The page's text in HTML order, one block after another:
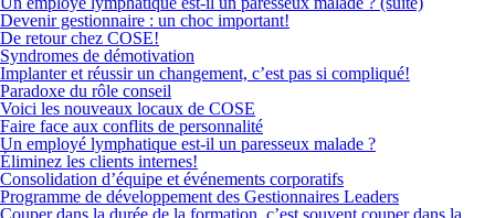
Devenir gestionnaire : un choc important!
De retour chez COSE!
Syndromes de démotivation
Implanter et réussir un changement, c’est pas si compliqué!
Paradoxe du rôle conseil
Voici les nouveaux locaux de COSE
Faire face aux conflits de personnalité
Un employé lymphatique est-il un paresseux malade ?
Éliminez les clients internes!
Consolidation d’équipe et événements corporatifs
Programme de développement des Gestionnaires Leaders
Couper dans la durée de la formation, c’est souvent couper dans la